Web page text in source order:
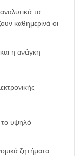
τα
καθημερινά οι
η ανάγκη
το υψηλό
ζητήματα